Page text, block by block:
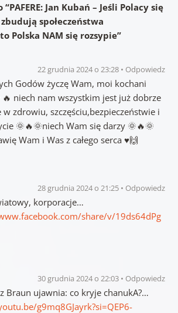
“PAFERE: Jan Kubań – Jeśli Polacy się
społeczeństwa
Polska NAM się rozsypie”
22 grudnia 2024 o 23:28 Odpowiedz
Godów życzę Wam, moi kochani
🔥 niech nam wszystkim jest już dobrze
w zdrowiu, szczęściu,bezpieczeństwie i
🌞🔥🌞niech Wam się darzy 🌞🔥🌞
Wam i Was z całego serca ♥️🙌
28 grudnia 2024 o 21:25 Odpowiedz
korporacje…
share/v/19ds64dPg
30 grudnia 2024 o 22:03 Odpowiedz
Braun ujawnia: co kryje chanukA?…
g9mq8GJayrk?si=QEP6-